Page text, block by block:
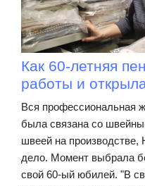
Как 60-летняя
работы и
Вся профессиональная
была связана со
швеей на
дело. Момент выбрала
свой 60-ый юбилей. "В